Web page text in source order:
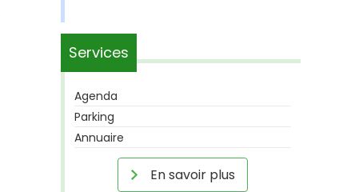
Services
Agenda
Parking
Annuaire
En savoir plus